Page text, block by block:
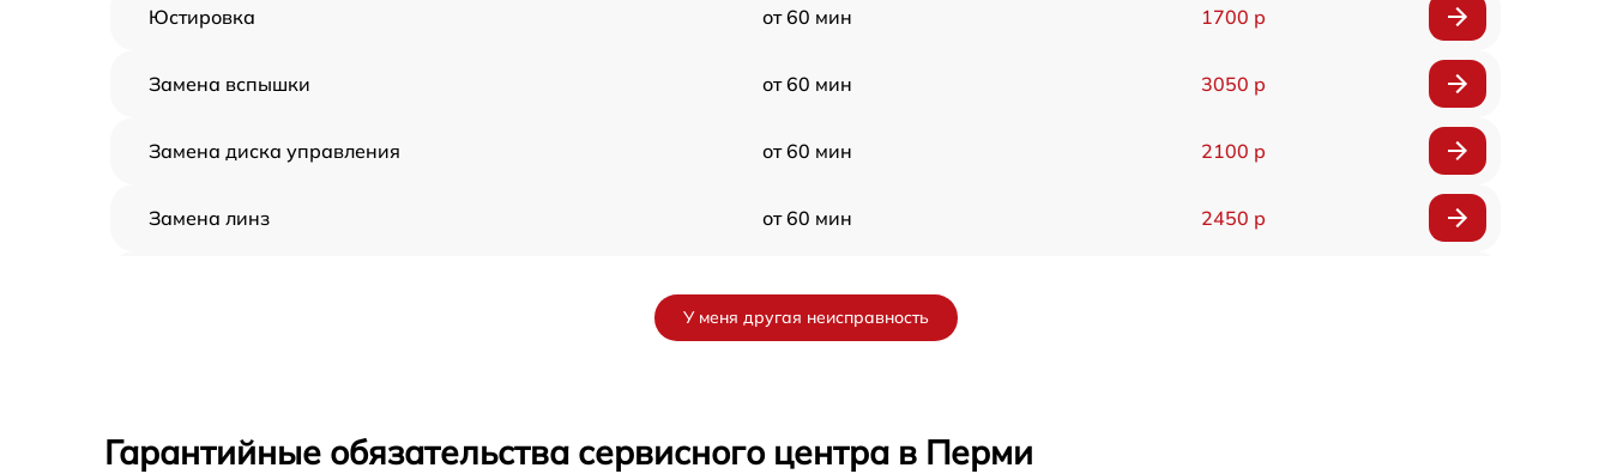
Юстировка от 60 мин 1700 р
Замена вспышки от 60 мин 3050 р
Замена диска управления от 60 мин 2100 р
Замена линз от 60 мин 2450 р
У меня другая неисправность
Гарантийные обязательства сервисного центра в Перми